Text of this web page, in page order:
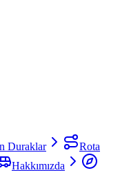
Duraklar
Rota
Hakkımızda